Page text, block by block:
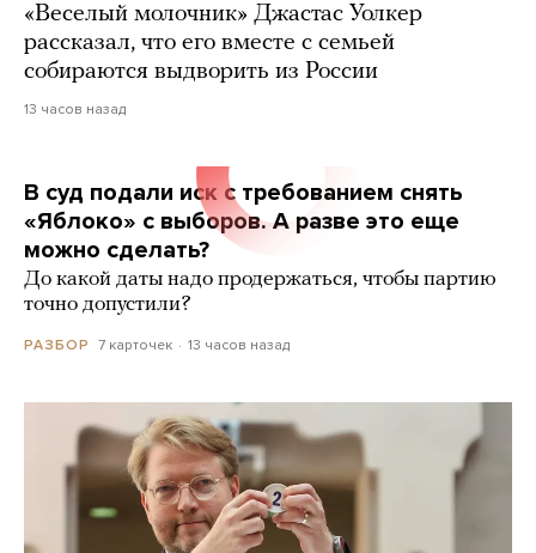
«Веселый молочник» Джастас Уолкер
рассказал, что его вместе с семьей
собираются выдворить из России
13 часов назад
В суд подали иск с требованием снять
«Яблоко» с выборов. А разве это еще
можно сделать?
До какой даты надо продержаться, чтобы партию
точно допустили?
РАЗБОР 7 карточек 13 часов назад